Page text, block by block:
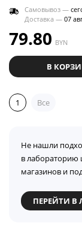
Самовывоз —
Доставка — 07
79.80 BYN
В
1 Все
Не нашли
в лабораторию
магазинов и
ПЕРЕЙТИ В